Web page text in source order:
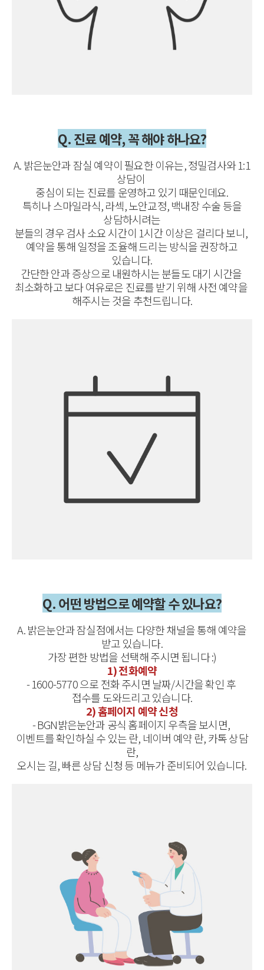
Q. 진료 예약, 꼭 해야 하나요?
A. 밝은눈안과 잠실 예약이 필요한 이유는, 정밀검사와 1:1
상담이
중심이 되는 진료를 운영하고 있기 때문인데요.
특히나 스마일라식, 라섹, 노안교정, 백내장 수술 등을
상담하시려는
분들의 경우 검사 소요 시간이 1시간 이상은 걸리다 보니,
예약을 통해 일정을 조율해 드리는 방식을 권장하고
있습니다.
간단한 안과 증상으로 내원하시는 분들도 대기 시간을
최소화하고 보다 여유로은 진료를 받기 위해 사전 예약을
해주시는 것을 추천드립니다.
Q. 어떤 방법으로 예약할 수 있나요?
A. 밝은눈안과 잠실점에서는 다양한 채널을 통해 예약을
받고 있습니다.
가장 편한 방법을 선택해 주시면 됩니다 :)
1) 전화예약
- 1600-5770 으로 전화 주시면 날짜/시간을 확인 후
접수를 도와드리고 있습니다.
2) 홈페이지 예약 신청
- BGN밝은눈안과 공식 홈페이지 우측을 보시면,
이벤트를 확인하실 수 있는 란, 네이버 예약 란, 카톡 상담
란,
오시는 길, 빠른 상담 신청 등 메뉴가 준비되어 있습니다.